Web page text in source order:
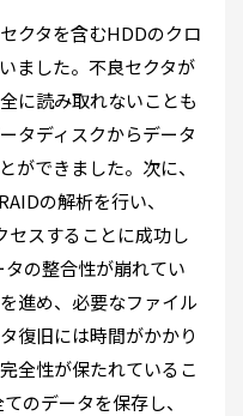
クタを含むHDDのクロ
ました。不良セクタが
に読み取れないことも
タディスクからデータ
ができました。次に、
の解析を行い、
スすることに成功し
の整合性が崩れてい
進め、必要なファイル
復旧には時間がかかり
全性が保たれているこ
のデータを保存し、